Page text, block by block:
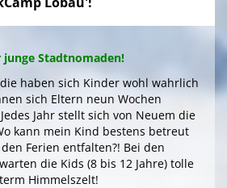
auf der 'Augenweide'
und ohne lange Anreise und
exklusiv nĂ¤chtigen im
der 'Augenweide', â€Ś in einer
'CampLodge' im kuscheligen
fĂźnf 'Schlafnester' beherbergt
oder Freundeskreis, â€Ś Sie
Outdoor-Lounge! FĂźr
sorgen Fenster an den
Stadtnomaden!
haben sich Kinder wohl wahrlich
sich Eltern neun Wochen
Jahr stellt sich von Neuem die
kann mein Kind bestens betreut
Ferien entfalten?! Bei den
die Kids (8 bis 12 Jahre) tolle
Himmelszelt!